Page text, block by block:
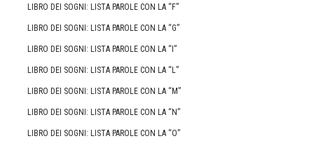
LIBRO DEI SOGNI: LISTA PAROLE CON LA “F”
LIBRO DEI SOGNI: LISTA PAROLE CON LA “G”
LIBRO DEI SOGNI: LISTA PAROLE CON LA “I”
LIBRO DEI SOGNI: LISTA PAROLE CON LA “L”
LIBRO DEI SOGNI: LISTA PAROLE CON LA “M”
LIBRO DEI SOGNI: LISTA PAROLE CON LA “N”
LIBRO DEI SOGNI: LISTA PAROLE CON LA “O”